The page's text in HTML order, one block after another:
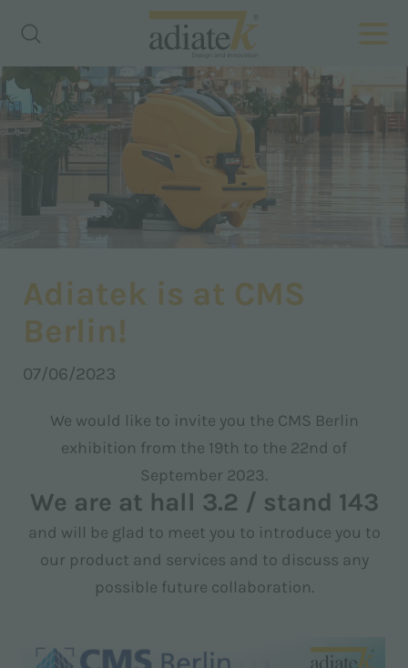
Adiatek is at CMS
Berlin!
07/06/2023
We would like to invite you the CMS Berlin
exhibition from the 19th to the 22nd of
September 2023.
We are at hall 3.2 / stand 143
and will be glad to meet you to introduce you to
our product and services and to discuss any
possible future collaboration.